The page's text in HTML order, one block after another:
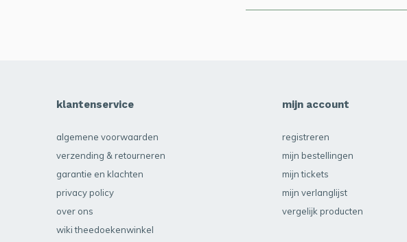
klantenservice
algemene voorwaarden
verzending & retourneren
garantie en klachten
privacy policy
over ons
wiki theedoekenwinkel
mijn account
registreren
mijn bestellingen
mijn tickets
mijn verlanglijst
vergelijk producten